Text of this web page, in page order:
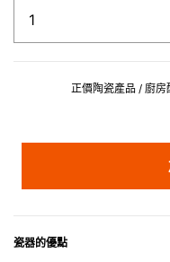
正價陶瓷產品 / 廚
瓷器的優點